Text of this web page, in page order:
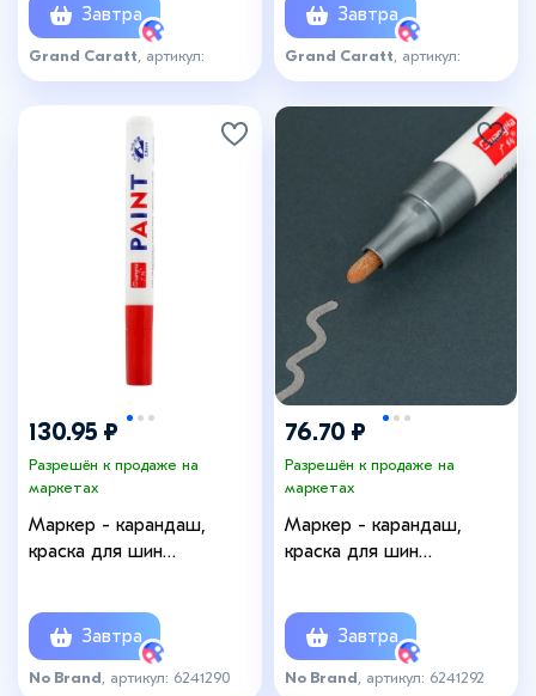
Завтра
Grand Caratt , артикул:
3525888
Завтра
Grand Caratt , артикул:
6172495
130.95 ₽
Разрешён к продаже на
маркетах
Маркер - карандаш,
краска для шин
Завтра
No Brand , артикул: 6241290
76.70 ₽
Разрешён к продаже на
маркетах
Маркер - карандаш,
краска для шин
Завтра
No Brand , артикул: 6241292